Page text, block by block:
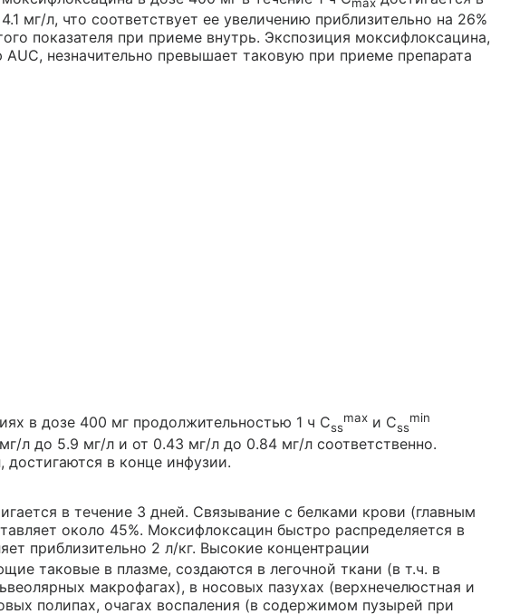
мг/л, что соответствует ее увеличению приблизительно на 26%
показателя при приеме внутрь. Экспозиция моксифлоксацина,
незначительно превышает таковую при приеме препарата
в дозе 400 мг продолжительностью 1 ч Css
max и Css
min
л до 5.9 мг/л и от 0.43 мг/л до 0.84 мг/л соответственно.
достигаются в конце инфузии.
в течение 3 дней. Связывание с белками крови (главным
около 45%. Моксифлоксацин быстро распределяется в
приблизительно 2 л/кг. Высокие концентрации
таковые в плазме, создаются в легочной ткани (в т.ч. в
макрофагах), в носовых пазухах (верхнечелюстная и
полипах, очагах воспаления (в содержимом пузырей при